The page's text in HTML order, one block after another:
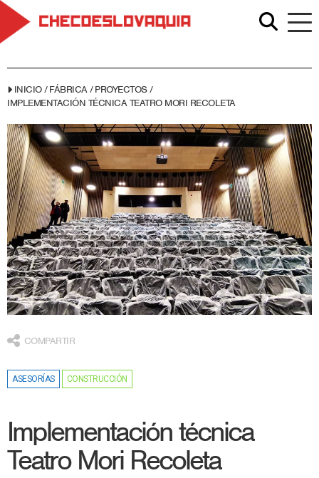
INICIO / FÁBRICA / PROYECTOS /
IMPLEMENTACIÓN TÉCNICA TEATRO MORI RECOLETA
COMPARTIR
ASESORÍAS CONSTRUCCIÓN
Implementación técnica
Teatro Mori Recoleta